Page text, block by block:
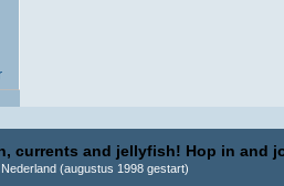
currents and jellyfish! Hop in and
(augustus 1998 gestart)